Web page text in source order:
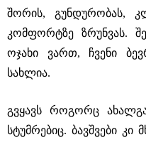
შორის, გუნდურობას,
კომფორტზე ზრუნვას.
ოჯახი ვართ, ჩვენი
სახლია.
გვყავს როგორც
სტუმრებიც. ბავშვები